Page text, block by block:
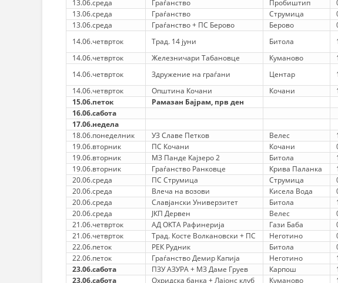
ПРОЕКТИ
13.06.среда
Граѓанство Пробиштип
13.06.среда
Граѓанство Струмица
13.06.среда
Граѓанство + ПС Берово Берово
14.06.четврток
Трад. 14 јуни Битола
14.06.четврток
Железничари Табановце Куманово
14.06.четврток
Здружение на граѓани Центар
14.06.четврток
Општина Кочани Кочани
15.06.петок
Рамазан Бајрам, прв ден
16.06.сабота
17.06.недела
18.06.понеделник
УЗ Славе Петков Велес
19.06.вторник
ПС Кочани Кочани
19.06.вторник
МЗ Панде Кајзеро 2 Битола
19.06.вторник
Граѓанство Ранковце Крива Паланка
20.06.среда
ПС Струмица Струмица
20.06.среда
Влеча на возови Кисела Вода
20.06.среда
Славјански Универзитет Битола
20.06.среда
ЈКП Дервен Велес
21.06.четврток
АД ОКТА Рафинерија Гази Баба
21.06.четврток
Трад. Косте Волкановски + ПС Неготино
22.06.петок
РЕК Рудник Битола
22.06.петок
Граѓанство Демир Капија Неготино
23.06.сабота
ПЗУ АЗУРА + МЗ Даме Груев Карпош
23.06.сабота
Охридска банка + Лајонс клуб Куманово